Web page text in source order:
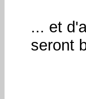
... et
seront